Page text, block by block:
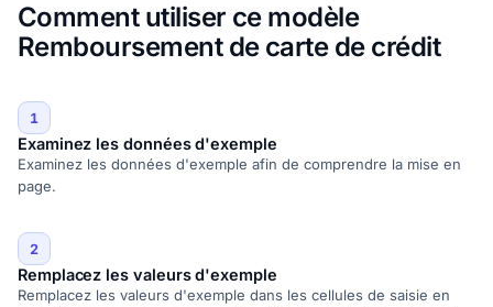
Comment utiliser ce modèle
Remboursement de carte de crédit
1
Examinez les données d'exemple
Examinez les données d'exemple afin de comprendre la mise en
page.
2
Remplacez les valeurs d'exemple
Remplacez les valeurs d'exemple dans les cellules de saisie en